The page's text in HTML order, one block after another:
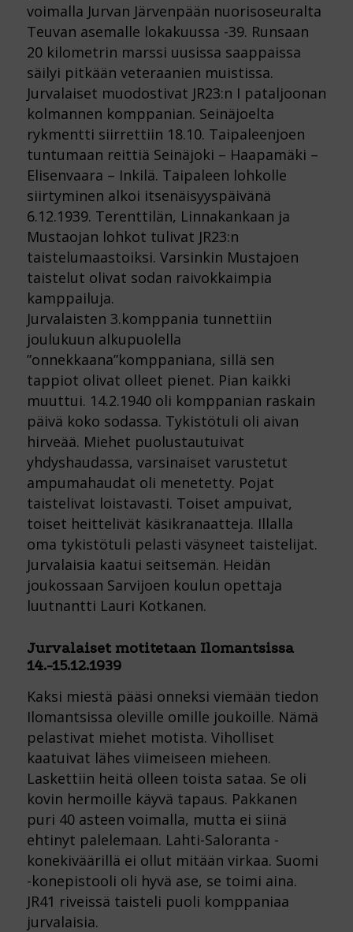
voimalla Jurvan Järvenpään nuorisoseuralta
Teuvan asemalle lokakuussa -39. Runsaan
20 kilometrin marssi uusissa saappaissa
säilyi pitkään veteraanien muistissa.
Jurvalaiset muodostivat JR23:n I pataljoonan
kolmannen komppanian. Seinäjoelta
rykmentti siirrettiin 18.10. Taipaleenjoen
tuntumaan reittiä Seinäjoki – Haapamäki –
Elisenvaara – Inkilä. Taipaleen lohkolle
siirtyminen alkoi itsenäisyyspäivänä
6.12.1939. Terenttilän, Linnakankaan ja
Mustaojan lohkot tulivat JR23:n
taistelumaastoiksi. Varsinkin Mustajoen
taistelut olivat sodan raivokkaimpia
kamppailuja.
Jurvalaisten 3.komppania tunnettiin
joulukuun alkupuolella
”onnekkaana”komppaniana, sillä sen
tappiot olivat olleet pienet. Pian kaikki
muuttui. 14.2.1940 oli komppanian raskain
päivä koko sodassa. Tykistötuli oli aivan
hirveää. Miehet puolustautuivat
yhdyshaudassa, varsinaiset varustetut
ampumahaudat oli menetetty. Pojat
taistelivat loistavasti. Toiset ampuivat,
toiset heittelivät käsikranaatteja. Illalla
oma tykistötuli pelasti väsyneet taistelijat.
Jurvalaisia kaatui seitsemän. Heidän
joukossaan Sarvijoen koulun opettaja
luutnantti Lauri Kotkanen.
Jurvalaiset motitetaan Ilomantsissa
14.-15.12.1939
Kaksi miestä pääsi onneksi viemään tiedon
Ilomantsissa oleville omille joukoille. Nämä
pelastivat miehet motista. Viholliset
kaatuivat lähes viimeiseen mieheen.
Laskettiin heitä olleen toista sataa. Se oli
kovin hermoille käyvä tapaus. Pakkanen
puri 40 asteen voimalla, mutta ei siinä
ehtinyt palelemaan. Lahti-Saloranta -
konekiväärillä ei ollut mitään virkaa. Suomi
-konepistooli oli hyvä ase, se toimi aina.
JR41 riveissä taisteli puoli komppaniaa
jurvalaisia.